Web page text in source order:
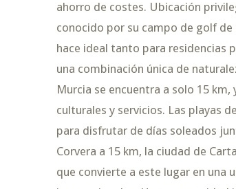
ahorro de costes. Ubicación
conocido por su campo de golf
hace ideal tanto para residencias
una combinación única de
Murcia se encuentra a solo 15
culturales y servicios. Las playas
para disfrutar de días soleados
Corvera a 15 km, la ciudad de
que convierte a este lugar en una